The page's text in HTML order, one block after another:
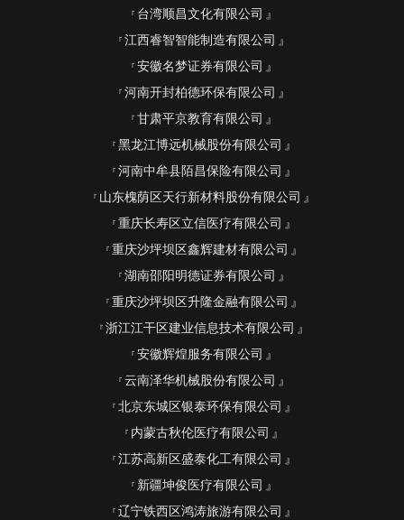
台湾顺昌文化有限公司
江西睿智智能制造有限公司
安徽名梦证券有限公司
河南开封柏德环保有限公司
甘肃平京教育有限公司
黑龙江博远机械股份有限公司
河南中牟县陌昌保险有限公司
山东槐荫区天行新材料股份有限公司
重庆长寿区立信医疗有限公司
重庆沙坪坝区鑫辉建材有限公司
湖南邵阳明德证券有限公司
重庆沙坪坝区升隆金融有限公司
浙江江干区建业信息技术有限公司
安徽辉煌服务有限公司
云南泽华机械股份有限公司
北京东城区银泰环保有限公司
内蒙古秋伦医疗有限公司
江苏高新区盛泰化工有限公司
新疆坤俊医疗有限公司
辽宁铁西区鸿涛旅游有限公司